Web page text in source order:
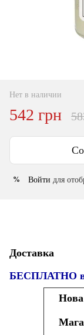
Нет в наличии
542 грн
% Войти для
Доставка
БЕСПЛАТНО в
Нова